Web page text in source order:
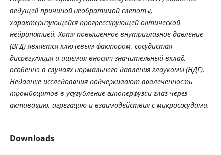
ведущей причиной необратимой слепоты,
характеризующейся прогрессирующей оптической
нейропатией. Хотя повышенное внутриглазное давление
(ВГД) является ключевым фактором, сосудистая
дисрегуляция и ишемия вносят значительный вклад,
особенно в случаях нормального давления глаукомы (НДГ).
Недавние исследования подчеркивают вовлеченность
тромбоцитов в усугубление гипоперфузии глаз через
активацию, агрегацию и взаимодействия с микрососудами.
Downloads